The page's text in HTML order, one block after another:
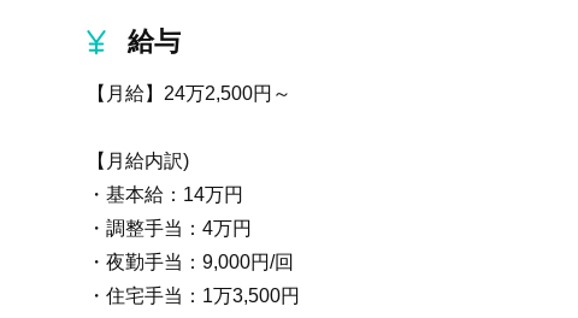
給与
【月給】24万2,500円～
【月給内訳)
・基本給：14万円
・調整手当：4万円
・夜勤手当：9,000円/回
・住宅手当：1万3,500円